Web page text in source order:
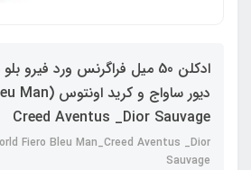
ادکلن 50 میل فراگرنس ورد فیرو
Creed Aventus _Dior Sauvage
Fiero Bleu Man_Creed Aventus _Dior
Sauvage